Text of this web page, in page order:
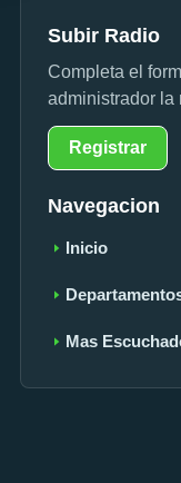
Subir Radio
Completa el
administrador la
Registrar
Navegacion
Inicio
Mas